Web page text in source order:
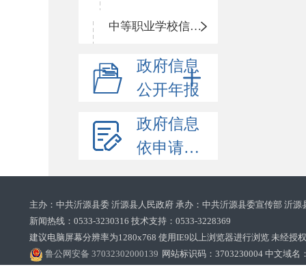
中等职业学校信息公开
政府信息
公开年报
政府信息
依申请公开
主办：中共沂源县委 沂源县人民政府 承办：中共沂源县委宣传部 沂
新闻热线：0533-3230316 技术支持：0533-3228369‌‌
建议电脑屏幕分辨率为1280x768 使用IE9以上浏览器进行浏览 未经授
鲁公网安备 37032302000139 网站标识码：3703230004 中文域名